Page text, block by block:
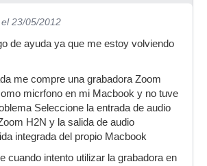
el 23/05/2012
de ayuda ya que me estoy volviendo
me compre una grabadora Zoom
micrfono en mi Macbook y no tuve
Seleccione la entrada de audio
H2N y la salida de audio
integrada del propio Macbook
cuando intento utilizar la grabadora en